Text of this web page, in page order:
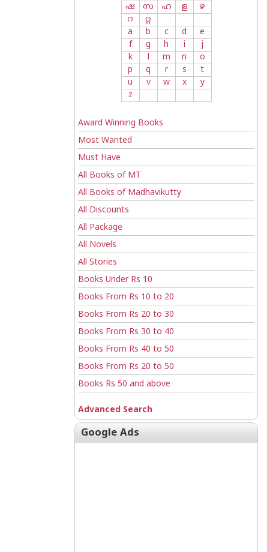
ഷ
സ ഹ ള
ഴ
റ
റ്റ
a
b c d
e
f
g h i
j
k
l m n
o
p
q r s
t
u
v w x
y
z
Award Winning Books
Most Wanted
Must Have
All Books of MT
All Books of Madhavikutty
All Discounts
All Package
All Novels
All Stories
Books Under Rs 10
Books From Rs 10 to 20
Books From Rs 20 to 30
Books From Rs 30 to 40
Books From Rs 40 to 50
Books From Rs 20 to 50
Books Rs 50 and above
Advanced Search
Google Ads